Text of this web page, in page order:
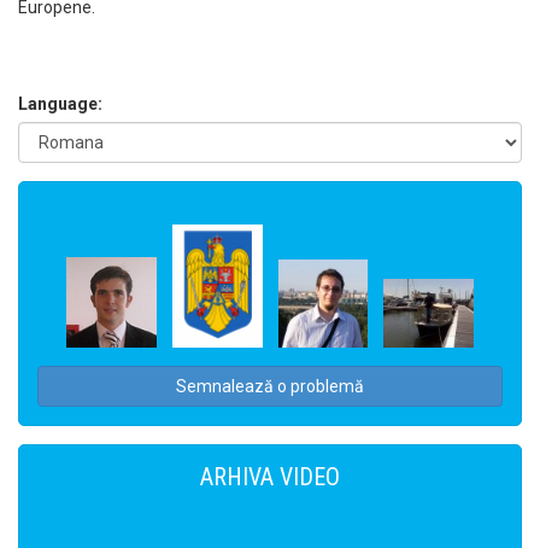
Europene.
Language:
Semnalează o problemă
ARHIVA VIDEO